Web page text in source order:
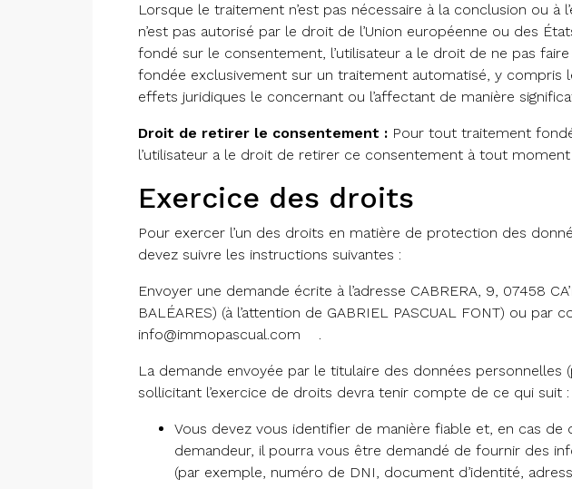
Lorsque le traitement n’est pas nécessaire à la conclusion ou à
n’est pas autorisé par le droit de l’Union européenne ou des
fondé sur le consentement, l’utilisateur a le droit de ne pas faire
fondée exclusivement sur un traitement automatisé, y compris
effets juridiques le concernant ou l’affectant de manière
Droit de retirer le consentement : Pour tout traitement
l’utilisateur a le droit de retirer ce consentement à tout
Exercice des droits
Pour exercer l’un des droits en matière de protection des
devez suivre les instructions suivantes :
Envoyer une demande écrite à l’adresse CABRERA, 9, 07458
BALÉARES) (à l’attention de GABRIEL PASCUAL FONT) ou par
info@immopascual.com
.
La demande envoyée par le titulaire des données personnelles
sollicitant l’exercice de droits devra tenir compte de ce qui suit :
Vous devez vous identifier de manière fiable et, en cas de
demandeur, il pourra vous être demandé de fournir des
(par exemple, numéro de DNI, document d’identité,